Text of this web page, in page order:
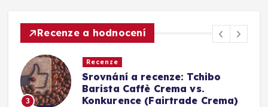
Recenze a hodnocení
3
Recenze
Srovnání a recenze: Tchibo
Barista Caffè Crema vs.
Konkurence (Fairtrade Crema)